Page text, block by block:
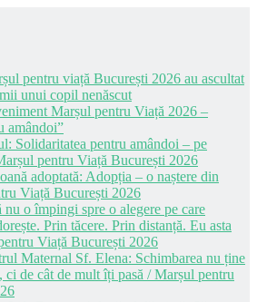
pentru viață București 2026 au ascultat
unui copil nenăscut
Marșul pentru Viață 2026 –
amândoi”
Solidaritatea pentru amândoi – pe
pentru Viață București 2026
adoptată: Adopția – o naștere din
Viață București 2026
o împingi spre o alegere pe care
Prin tăcere. Prin distanță. Eu asta
Viață București 2026
Maternal Sf. Elena: Schimbarea nu ține
ci de cât de mult îți pasă / Marșul pentru